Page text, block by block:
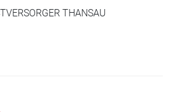
THANSAU